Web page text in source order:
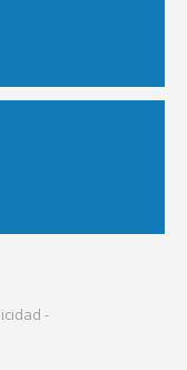
-